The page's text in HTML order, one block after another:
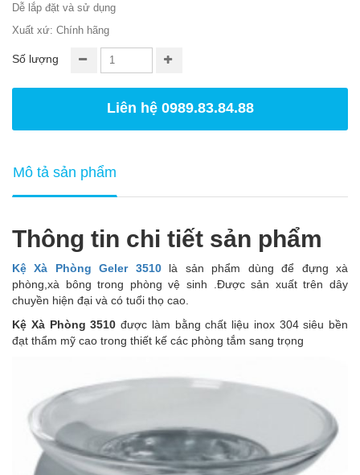
Dễ lắp đặt và sử dụng
Xuất xứ: Chính hãng
Số lượng
Liên hệ 0989.83.84.88
Mô tả sản phẩm
Thông tin chi tiết sản phẩm
Kệ Xà Phòng Geler 3510
là sản phẩm dùng để đựng xà
phòng,xà bông trong phòng vệ sinh .Được sản xuất trên dây
chuyền hiện đại và có tuổi thọ cao.
Kệ Xà Phòng 3510 được làm bằng chất liệu inox 304 siêu bền
đạt thẩm mỹ cao trong thiết kế các phòng tắm sang trọng